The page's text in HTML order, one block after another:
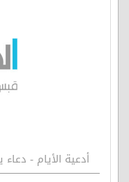
أدعية الأيام -